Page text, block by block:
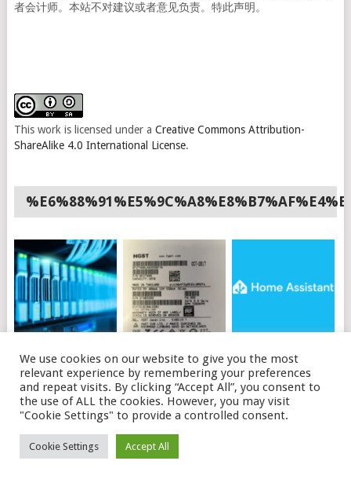
者会计师。本站不对建议或者意见负责。特此声明。
This work is licensed under a Creative Commons Attribution-
ShareAlike 4.0 International License.
独立服务器
识别的可能原因及解决
办法
装HACS
THEME BYMYTHEMESHOP
We use cookies on our website to give you the most
relevant experience by remembering your preferences
and repeat visits. By clicking “Accept All”, you consent to
the use of ALL the cookies. However, you may visit
"Cookie Settings" to provide a controlled consent.
Cookie Settings Accept All